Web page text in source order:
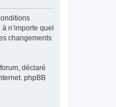
n’importe quel
changements
déclaré
phpBB